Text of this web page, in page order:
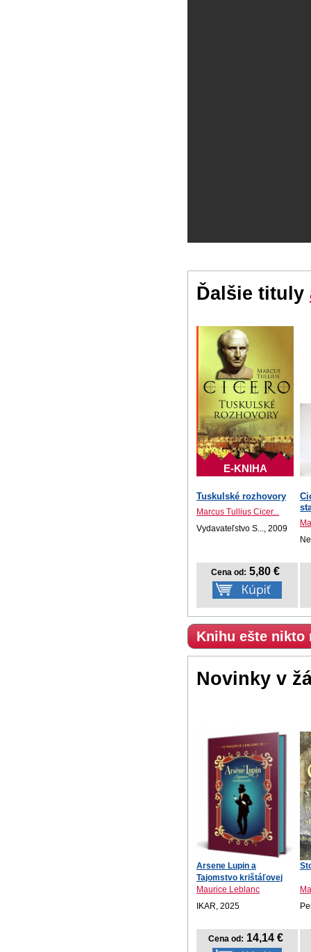
Ďalšie tituly
E-KNIHA
Tuskulské rozhovory
Marcus Tullius Cicer...
Vydavateľstvo S..., 2009
Cena od: 5,80 €
Knihu ešte nikto
Novinky v
Arsene Lupin a
Tajomstvo krištáľovej
zát...
Maurice Leblanc
IKAR, 2025
Cena od: 14,14 €